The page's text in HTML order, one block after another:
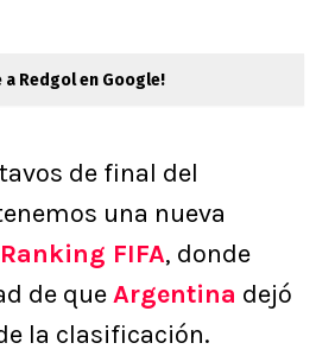
a Redgol en Google!
de final del
una nueva
Ranking FIFA, donde
de queArgentina dejó
la clasificación.